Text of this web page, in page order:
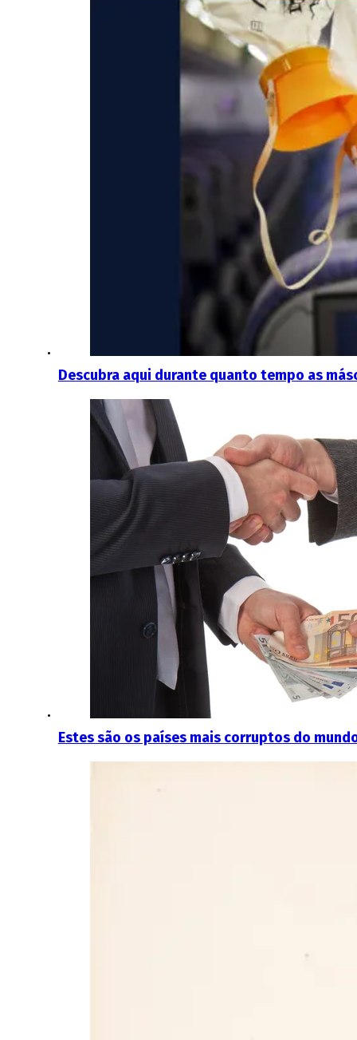
Descubra aqui durante quanto tempo as
Estes são os países mais corruptos do